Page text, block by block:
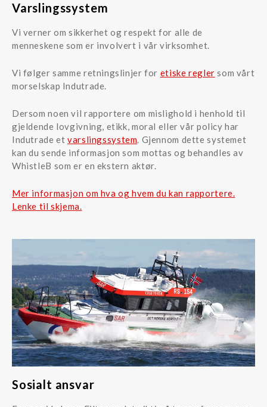
Varslingssystem
Vi verner om sikkerhet og respekt for alle de
menneskene som er involvert i vår virksomhet.
Vi følger samme retningslinjer for etiske regler som vårt
morselskap Indutrade.
Dersom noen vil rapportere om mislighold i henhold til
gjeldende lovgivning, etikk, moral eller vår policy har
Indutrade etvarslingssystem. Gjennom dette systemet
kan du sende informasjon som mottas og behandles av
WhistleB som er en ekstern aktør.
Mer informasjon om hva og hvem du kan rapportere.
Lenke til skjema.
Sosialt ansvar